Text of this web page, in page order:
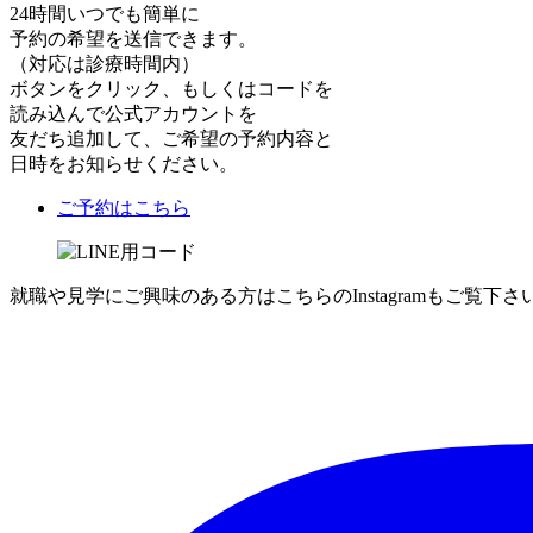
24時間いつでも簡単に
予約の希望を送信できます。
（対応は診療時間内）
ボタンをクリック、もしくはコードを
読み込んで公式アカウントを
友だち追加して、ご希望の予約内容と
日時をお知らせください。
ご予約はこちら
就職や見学にご興味のある方はこちらのInstagramもご覧下さ